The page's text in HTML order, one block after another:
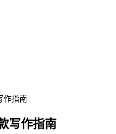
作指南
写作指南